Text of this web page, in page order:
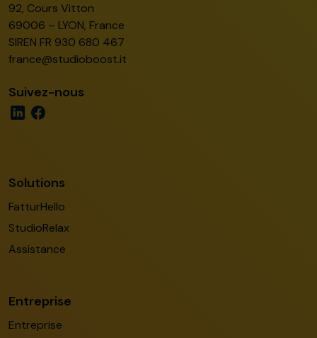
92, Cours Vitton
69006 – LYON, France
SIREN FR 930 680 467
france@studioboost.it
Suivez-nous
Solutions
FatturHello
StudioRelax
Assistance
Entreprise
Entreprise